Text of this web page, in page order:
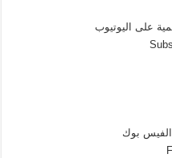
على اليوتيوب
الفيس بوك